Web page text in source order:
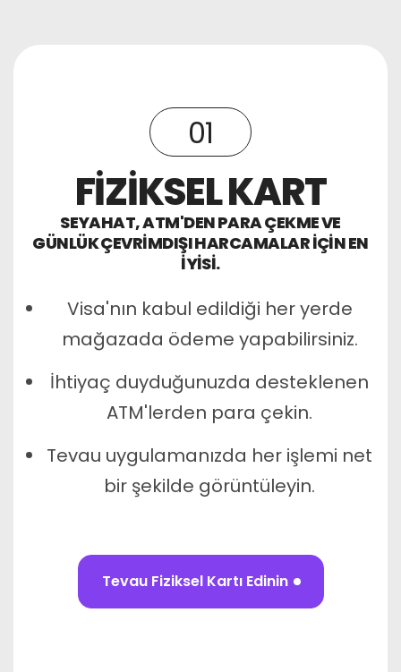
01
FİZİKSEL KART
SEYAHAT, ATM'DEN PARA ÇEKME VE
GÜNLÜK ÇEVRIMDIŞI HARCAMALAR IÇIN EN
IYISI.
Visa'nın kabul edildiği her yerde
mağazada ödeme yapabilirsiniz.
İhtiyaç duyduğunuzda desteklenen
ATM'lerden para çekin.
Tevau uygulamanızda her işlemi net
bir şekilde görüntüleyin.
Tevau Fiziksel Kartı Edinin